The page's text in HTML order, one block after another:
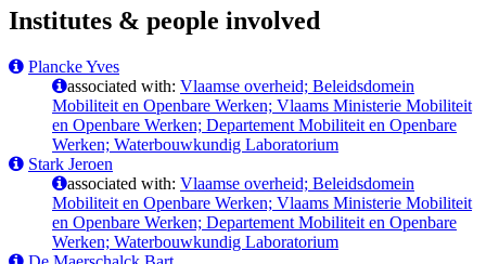
Institutes & people involved
Plancke Yves
associated with: Vlaamse overheid; Beleidsdomein
Mobiliteit en Openbare Werken; Vlaams Ministerie Mobiliteit
en Openbare Werken; Departement Mobiliteit en Openbare
Werken; Waterbouwkundig Laboratorium
Stark Jeroen
associated with: Vlaamse overheid; Beleidsdomein
Mobiliteit en Openbare Werken; Vlaams Ministerie Mobiliteit
en Openbare Werken; Departement Mobiliteit en Openbare
Werken; Waterbouwkundig Laboratorium